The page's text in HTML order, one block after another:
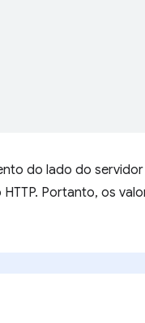
do lado do
Portanto, os